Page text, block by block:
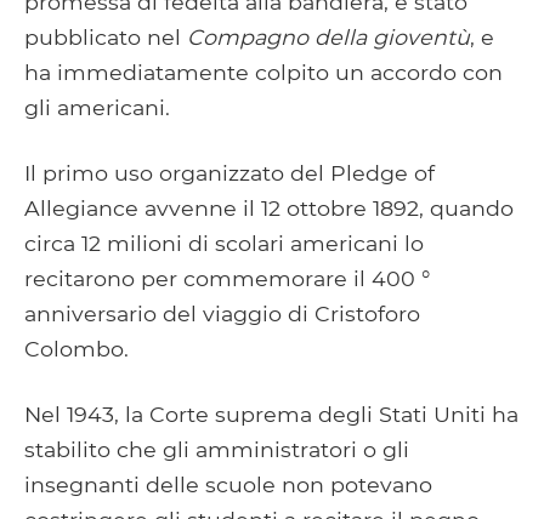
pubblicato nel Compagno della gioventù, e
ha immediatamente colpito un accordo con
gli americani.
Il primo uso organizzato del Pledge of
Allegiance avvenne il 12 ottobre 1892, quando
circa 12 milioni di scolari americani lo
recitarono per commemorare il 400 °
anniversario del viaggio di Cristoforo
Colombo.
Nel 1943, la Corte suprema degli Stati Uniti ha
stabilito che gli amministratori o gli
insegnanti delle scuole non potevano